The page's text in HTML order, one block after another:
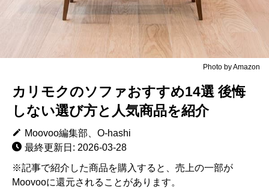
Photo by Amazon
カリモクのソファおすすめ14選 後悔
しない選び方と人気商品を紹介
Moovoo編集部、O-hashi
最終更新日: 2026-03-28
※記事で紹介した商品を購入すると、売上の一部が
Moovooに還元されることがあります。